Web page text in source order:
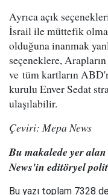
Ayrıca açık
İsrail ile müttefik
olduğuna inanmak
seçeneklere,
ve tüm kartların
kurulu Enver Sedat
ulaşılabilir.
Çeviri: Mepa News
Bu makalede yer
News'in editöryel
Bu yazı toplam 7328